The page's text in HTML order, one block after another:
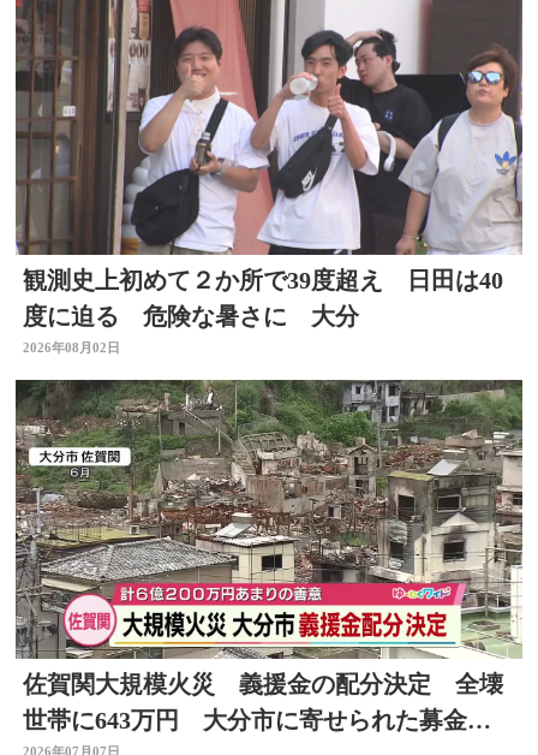
観測史上初めて２か所で39度超え 日田は40
度に迫る 危険な暑さに 大分
2026年08月02日
佐賀関大規模火災 義援金の配分決定 全壊
世帯に643万円 大分市に寄せられた募金は
2026年07月07日